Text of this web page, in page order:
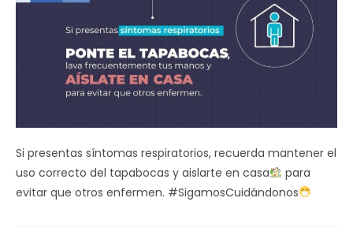
Si presentas síntomas respiratorios, recuerda mantener el
uso correcto del tapabocas y aislarte en casa
para
evitar que otros enfermen. #SigamosCuidándonos